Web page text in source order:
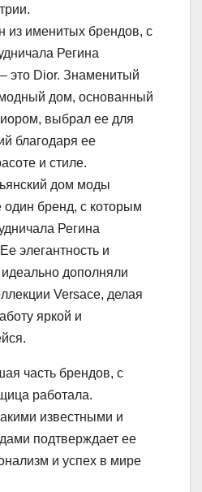
из именитых брендов, с
Регина
это Dior. Знаменитый
дом, основанный
выбрал ее для
благодаря ее
и стиле.
дом моды
бренд, с которым
Регина
элегантность и
идеально дополняли
Versace, делая
яркой и
часть брендов, с
работала.
известными и
подтверждает ее
и успех в мире